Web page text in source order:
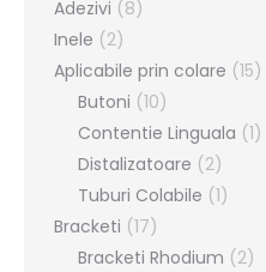
Adezivi (8)
Inele (2)
Aplicabile prin colare (15)
Butoni (10)
Contentie Linguala (1)
Distalizatoare (2)
Tuburi Colabile (1)
Bracketi (17)
Bracketi Rhodium (2)